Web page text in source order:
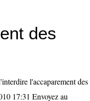
des
l'accaparement des
17:31 Envoyez au